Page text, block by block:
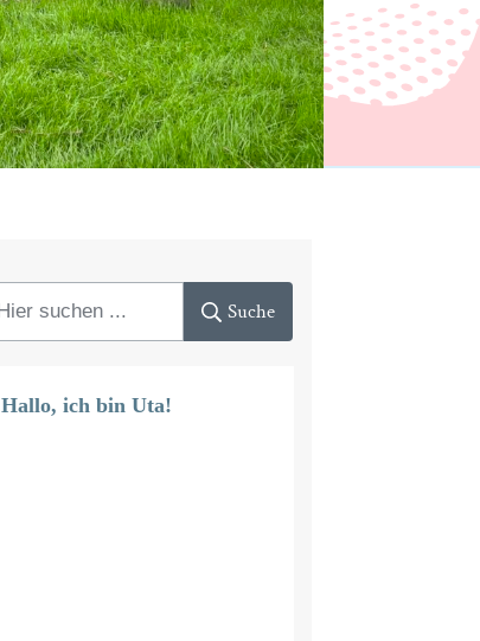
Suche
Hallo, ich bin Uta!